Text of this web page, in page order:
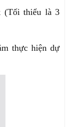
(Tối thiểu là 3
thực hiện dự